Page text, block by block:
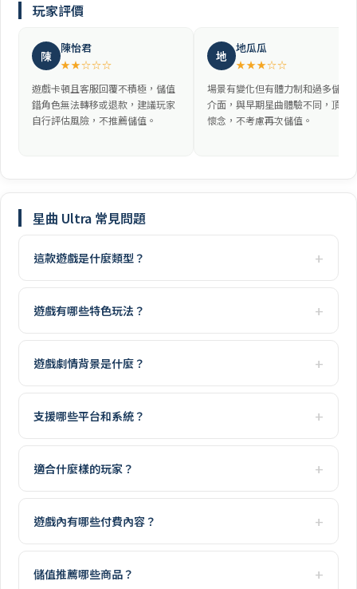
玩家評價
陳 陳怡君
★★☆☆☆
遊戲卡頓且客服回覆不積極，儲值
錯角色無法轉移或退款，建議玩家
自行評估風險，不推薦儲值。
地 地瓜瓜
★★★☆☆
場景有變化但有體力制和過多儲值
介面，與早期星曲體驗不同，頂多
懷念，不考慮再次儲值。
星曲 Ultra 常見問題
這款遊戲是什麼類型？
遊戲有哪些特色玩法？
遊戲劇情背景是什麼？
支援哪些平台和系統？
適合什麼樣的玩家？
遊戲內有哪些付費內容？
儲值推薦哪些商品？